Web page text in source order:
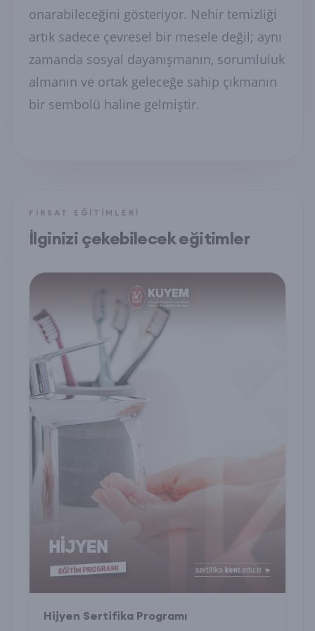
onarabileceğini gösteriyor. Nehir temizliği
artık sadece çevresel bir mesele değil; aynı
zamanda sosyal dayanışmanın, sorumluluk
almanın ve ortak geleceğe sahip çıkmanın
bir sembolü haline gelmiştir.
FIRSAT EĞITIMLERI
İlginizi çekebilecek eğitimler
Hijyen Sertifika Programı